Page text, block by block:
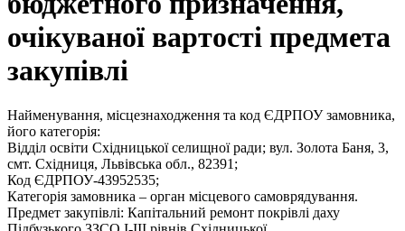
очікуваної вартості предмета
закупівлі
Найменування, місцезнаходження та код ЄДРПОУ замовника,
його категорія:
Відділ освіти Східницької селищної ради; вул. Золота Баня, 3,
смт. Східниця, Львівська обл., 82391;
Код ЄДРПОУ-43952535;
Категорія замовника – орган місцевого самоврядування.
Предмет закупівлі: Капітальний ремонт покрівлі даху